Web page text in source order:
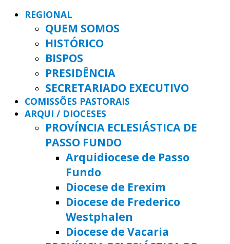
REGIONAL
QUEM SOMOS
HISTÓRICO
BISPOS
PRESIDÊNCIA
SECRETARIADO EXECUTIVO
COMISSÕES PASTORAIS
ARQUI / DIOCESES
PROVÍNCIA ECLESIÁSTICA DE
PASSO FUNDO
Arquidiocese de Passo
Fundo
Diocese de Erexim
Diocese de Frederico
Westphalen
Diocese de Vacaria